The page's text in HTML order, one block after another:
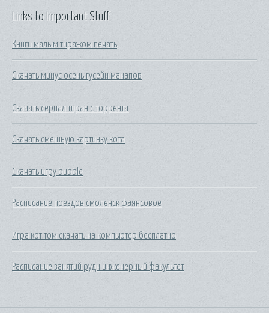
Links to Important Stuff
Книги малым тиражом печать
Скачать минус осень гусейн манапов
Скачать сериал тиран с торрента
Скачать смешную картинку кота
Скачать игру bubble
Расписание поездов смоленск фаянсовое
Игра кот том скачать на компьютер бесплатно
Расписание занятий рудн инженерный факультет